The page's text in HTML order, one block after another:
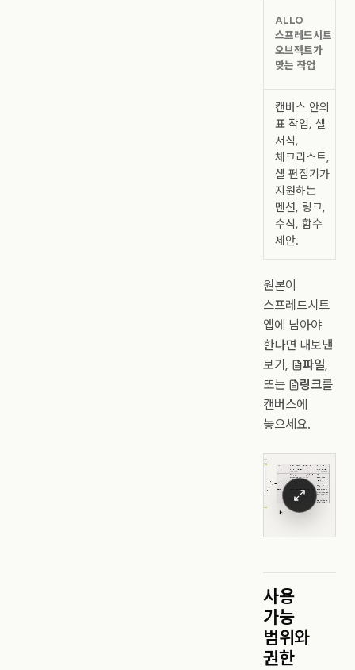
ALLO
스프레드시트
오브젝트가
맞는 작업
캔버스 안의
표 작업, 셀
서식,
체크리스트,
셀 편집기가
지원하는
멘션, 링크,
수식, 함수
제안.
원본이
스프레드시트
앱에 남아야
한다면 내보낸
보기,
파일,
또는
링크를
캔버스에
놓으세요.
사용
가능
범위와
권한